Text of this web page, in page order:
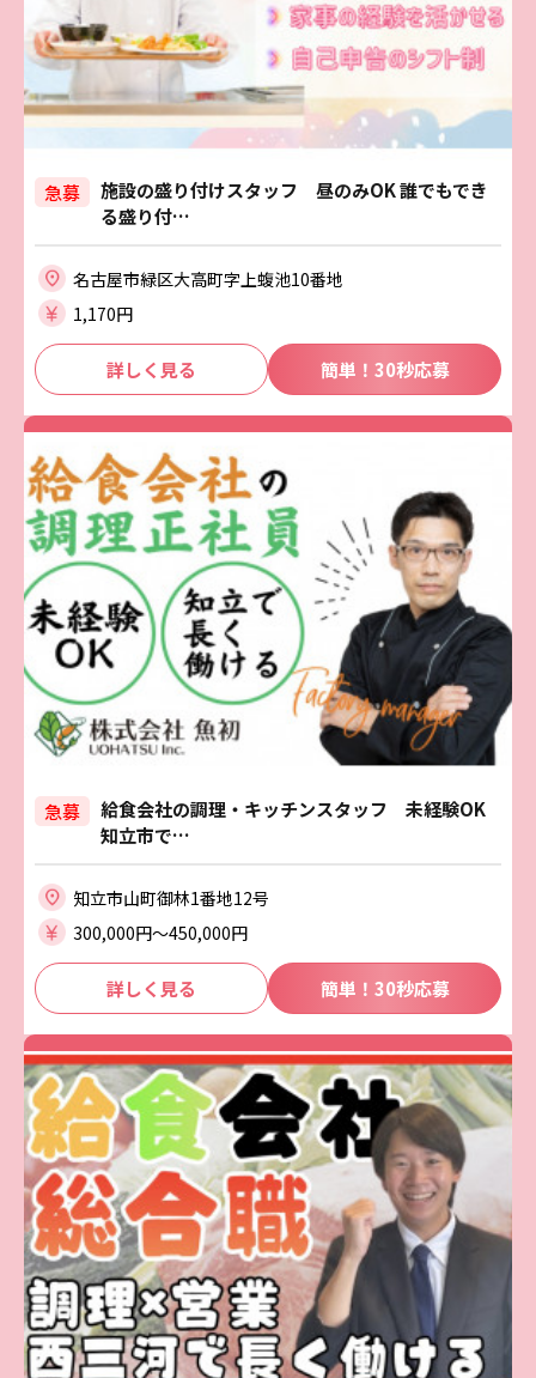
急募
施設の盛り付けスタッフ 昼のみOK 誰でもでき
る盛り付…
名古屋市緑区大高町字上蝮池10番地
1,170円
詳しく見る 簡単！30秒応募
急募
給食会社の調理・キッチンスタッフ 未経験OK
知立市で…
知立市山町御林1番地12号
300,000円〜450,000円
詳しく見る 簡単！30秒応募